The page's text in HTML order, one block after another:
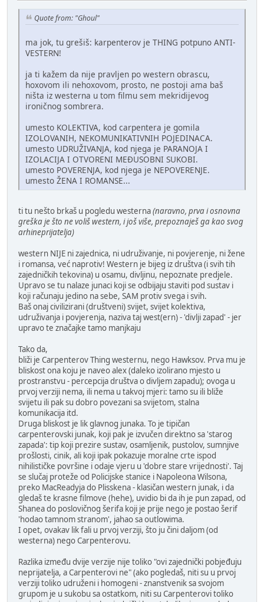
Quote from: "Ghoul"
ma jok, tu grešiš: karpenterov je THING potpuno ANTI-
VESTERN!
ja ti kažem da nije pravljen po western obrascu,
hoxovom ili nehoxovom, prosto, ne postoji ama baš
ništa iz westerna u tom filmu sem mekridijevog
ironičnog sombrera.
umesto KOLEKTIVA, kod carpentera je gomila
IZOLOVANIH, NEKOMUNIKATIVNIH POJEDINACA.
umesto UDRUŽIVANJA, kod njega je PARANOJA I
IZOLACIJA I OTVORENI MEĐUSOBNI SUKOBI.
umesto POVERENJA, kod njega je NEPOVERENJE.
umesto ŽENA I ROMANSE...
ti tu nešto brkaš u pogledu westerna(naravno, prva i osnovna
greška je što ne voliš western, i još više, prepoznaješ ga kao svog
arhineprijatelja)
western NIJE ni zajednica, ni udruživanje, ni povjerenje, ni žene
i romansa, već naprotiv! Western je bijeg iz društva (i svih tih
zajedničkih tekovina) u osamu, divljinu, nepoznate predjele.
Upravo se tu nalaze junaci koji se odbijaju staviti pod sustav i
koji računaju jedino na sebe, SAM protiv svega i svih.
Baš onaj civilizirani (društveni) svijet, svijet kolektiva,
udruživanja i povjerenja, naziva taj west(ern) - 'divlji zapad' - jer
upravo te značajke tamo manjkaju
Tako da,
bliži je Carpenterov Thing westernu, nego Hawksov. Prva mu je
bliskost ona koju je naveo alex (daleko izolirano mjesto u
prostranstvu - percepcija društva o divljem zapadu); ovoga u
prvoj verziji nema, ili nema u takvoj mjeri: tamo su ili bliže
svijetu ili pak su dobro povezani sa svijetom, stalna
komunikacija itd.
Druga bliskost je lik glavnog junaka. To je tipičan
carpenterovski junak, koji pak je izvučen direktno sa 'starog
zapada': tip koji prezire sustav, osamljenik, pustolov, sumnjive
prošlosti, cinik, ali koji ipak pokazuje moralne crte ispod
nihilističke površine i odaje vjeru u 'dobre stare vrijednosti'. Taj
se slučaj proteže od Policijske stanice i Napoleona Wilsona,
preko MacReadyja do Plisskena - klasičan western junak, i da
gledaš te krasne filmove (hehe), uvidio bi da ih je pun zapad, od
Shanea do poslovičnog šerifa koji je prije nego je postao šerif
'hodao tamnom stranom', jahao sa outlowima.
I opet, ovakav lik fali u prvoj verziji, što ju čini daljom (od
westerna) nego Carpenterovu.
Razlika između dvije verzije nije toliko "ovi zajednički pobjeđuju
neprijatelja, a Carpenterovi ne" (ako pogledaš, niti su u prvoj
verziji toliko udruženi i homogeni - znanstvenik sa svojom
grupom je u sukobu sa ostatkom, niti su Carpenterovi toliko